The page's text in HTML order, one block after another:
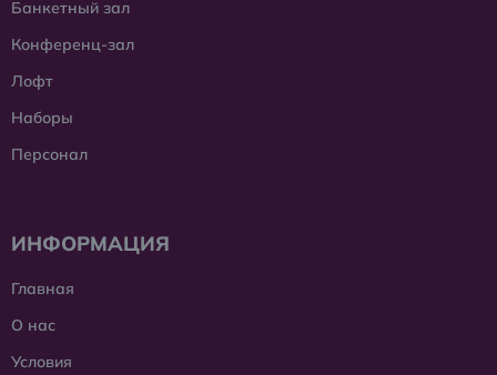
Банкетный зал
Конференц-зал
Лофт
Наборы
Персонал
ИНФОРМАЦИЯ
Главная
О нас
Условия